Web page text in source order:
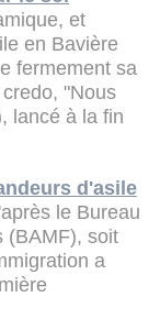
et
en Bavière
fermement sa
"Nous
lancé à la fin
d'asile
le Bureau
(BAMF), soit
a